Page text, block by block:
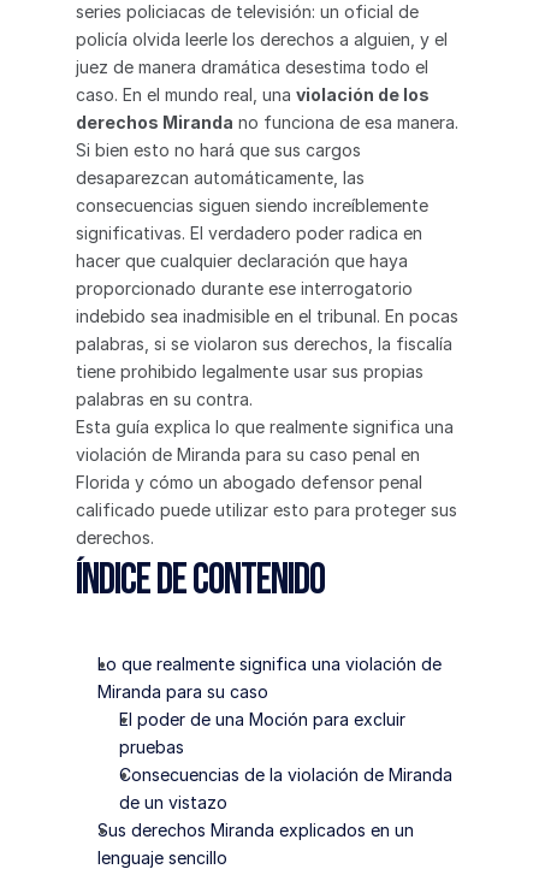
series policiacas de televisión: un oficial de
policía olvida leerle los derechos a alguien, y el
juez de manera dramática desestima todo el
caso. En el mundo real, una violación de los
derechos Miranda no funciona de esa manera.
Si bien esto no hará que sus cargos
desaparezcan automáticamente, las
consecuencias siguen siendo increíblemente
significativas. El verdadero poder radica en
hacer que cualquier declaración que haya
proporcionado durante ese interrogatorio
indebido sea inadmisible en el tribunal. En pocas
palabras, si se violaron sus derechos, la fiscalía
tiene prohibido legalmente usar sus propias
palabras en su contra.
Esta guía explica lo que realmente significa una
violación de Miranda para su caso penal en
Florida y cómo un abogado defensor penal
calificado puede utilizar esto para proteger sus
derechos.
Índice de contenido
Lo que realmente significa una violación de
Miranda para su caso
El poder de una Moción para excluir
pruebas
Consecuencias de la violación de Miranda
de un vistazo
Sus derechos Miranda explicados en un
lenguaje sencillo